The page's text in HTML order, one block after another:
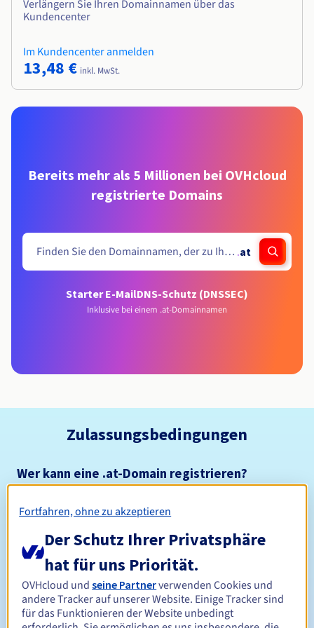
Verlängern Sie Ihren Domainnamen über das
Kundencenter
Im Kundencenter anmelden
13,48 € inkl. MwSt.
Bereits mehr als 5 Millionen bei OVHcloud
registrierte Domains
.at
Starter E-MailDNS-Schutz (DNSSEC)
Inklusive bei einem .at-Domainnamen
Zulassungsbedingungen
Wer kann eine .at-Domain registrieren?
Namensregeln
Verwaltungsregeln und Benachrichtigungen
Registrierungszeitraum
Verlängerungszeitraum
Fortfahren, ohne zu akzeptieren
Der Schutz Ihrer Privatsphäre
hat für uns Priorität.
OVHcloud undseine Partnerverwenden Cookies und
andere Tracker auf unserer Website. Einige Tracker sind
für das Funktionieren der Website unbedingt